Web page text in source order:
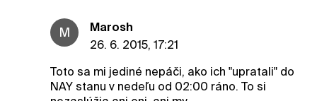
M
Marosh
26. 6. 2015, 17:21
Toto sa mi jediné nepáči, ako ich "upratali" do
NAY stanu v nedeľu od 02:00 ráno. To si